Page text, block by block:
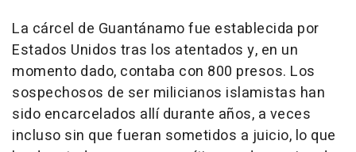
La cárcel de Guantánamo fue establecida por
Estados Unidos tras los atentados y, en un
momento dado, contaba con 800 presos. Los
sospechosos de ser milicianos islamistas han
sido encarcelados allí durante años, a veces
incluso sin que fueran sometidos a juicio, lo que